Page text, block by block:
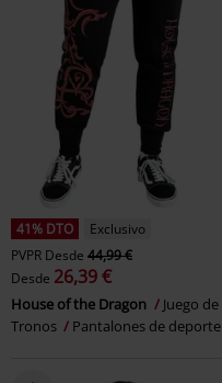
41% DTO
Exclusivo
PVPR Desde 44,99 €
Desde 26,39 €
House of the Dragon
Juego de
Tronos
Pantalones de deporte